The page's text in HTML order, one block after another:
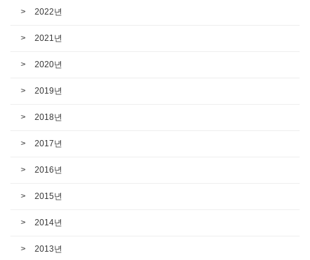
2022년
2021년
2020년
2019년
2018년
2017년
2016년
2015년
2014년
2013년